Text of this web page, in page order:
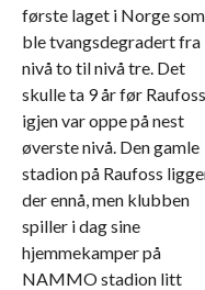
første laget i Norge som
ble tvangsdegradert fra
nivå to til nivå tre. Det
skulle ta 9 år før Raufoss
igjen var oppe på nest
øverste nivå. Den gamle
stadion på Raufoss
der ennå, men klubben
spiller i dag sine
hjemmekamper på
NAMMO stadion litt